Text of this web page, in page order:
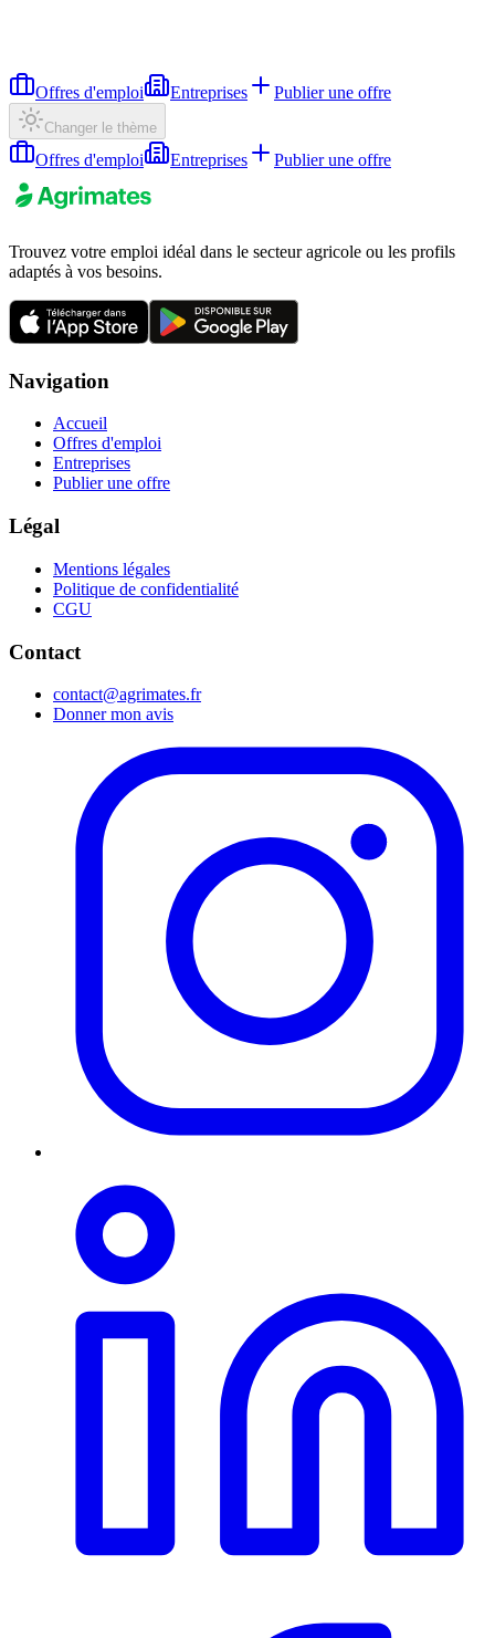
Offres d'emploi Entreprises Publier une offre
Changer le thème
Offres d'emploi Entreprises Publier une offre
Trouvez votre emploi idéal dans le secteur agricole ou les profils
adaptés à vos besoins.
Navigation
Accueil
Offres d'emploi
Entreprises
Publier une offre
Légal
Mentions légales
Politique de confidentialité
CGU
Contact
contact@agrimates.fr
Donner mon avis